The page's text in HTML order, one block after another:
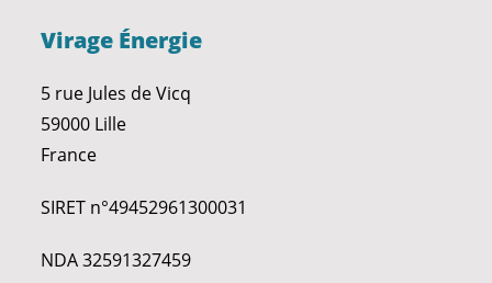
Virage Énergie
5 rue Jules de Vicq
59000 Lille
France
SIRET n°49452961300031
NDA 32591327459